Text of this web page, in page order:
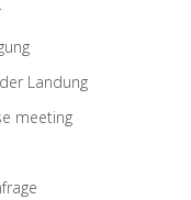
Landung
meeting